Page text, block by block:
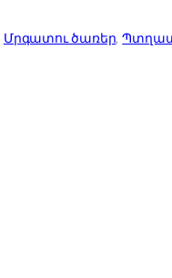
Մրգատու ծառեր,